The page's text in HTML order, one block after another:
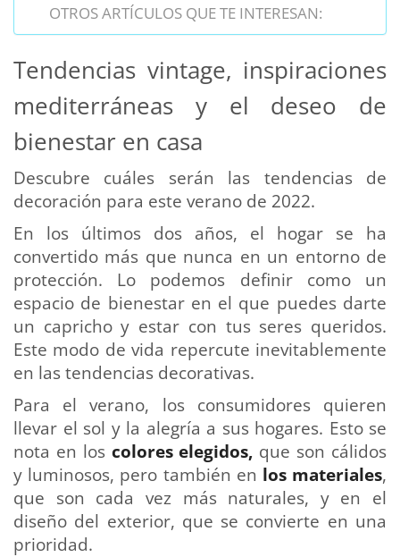
OTROS ARTÍCULOS QUE TE INTERESAN:
Tendencias vintage, inspiraciones
mediterráneas y el deseo de
bienestar en casa
Descubre cuáles serán las tendencias de
decoración para este verano de 2022.
En los últimos dos años, el hogar se ha
convertido más que nunca en un entorno de
protección. Lo podemos definir como un
espacio de bienestar en el que puedes darte
un capricho y estar con tus seres queridos.
Este modo de vida repercute inevitablemente
en las tendencias decorativas.
Para el verano, los consumidores quieren
llevar el sol y la alegría a sus hogares. Esto se
nota en los colores elegidos, que son cálidos
y luminosos, pero también en los materiales,
que son cada vez más naturales, y en el
diseño del exterior, que se convierte en una
prioridad.